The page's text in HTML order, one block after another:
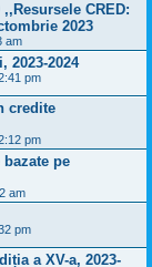
CRED:
2023
am
2023-2024
pm
credite
pm
pe
am
pm
a XV-a, 2023-